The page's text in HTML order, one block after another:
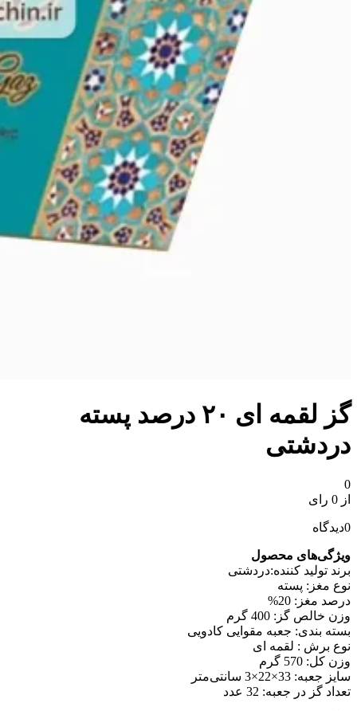
گز لقمه ای ۲۰ درصد پسته
دردشتی
0
از 0 رای
0دیدگاه
ویژگی‌های محصول
برند تولید کننده:دردشتی
نوع مغز: پسته
درصد مغز: 20%
وزن خالص گز: 400 گرم
بسته بندی: جعبه مقوایی کادویی
نوع برش : لقمه ای
وزن کل: 570 گرم
سایز جعبه: 33×22×3 سانتی‌متر
تعداد گز در جعبه: 32 عدد